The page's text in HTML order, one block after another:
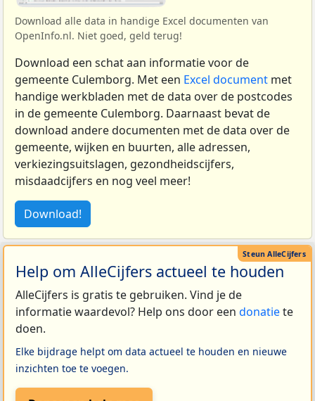
Download alle data in handige Excel documenten van
OpenInfo.nl. Niet goed, geld terug!
Download een schat aan informatie voor de
gemeente Culemborg. Met een Excel document met
handige werkbladen met de data over de postcodes
in de gemeente Culemborg. Daarnaast bevat de
download andere documenten met de data over de
gemeente, wijken en buurten, alle adressen,
verkiezingsuitslagen, gezondheidscijfers,
misdaadcijfers en nog veel meer!
Download!
Help om AlleCijfers actueel te houden
AlleCijfers is gratis te gebruiken. Vind je de
informatie waardevol? Help ons door een donatiete
doen.
Elke bijdrage helpt om data actueel te houden en nieuwe
inzichten toe te voegen.